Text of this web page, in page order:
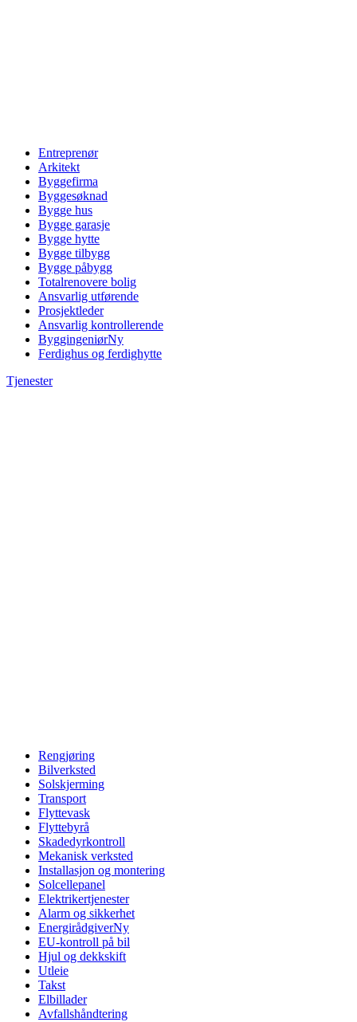
Entreprenør
Arkitekt
Byggefirma
Byggesøknad
Bygge hus
Bygge garasje
Bygge hytte
Bygge tilbygg
Bygge påbygg
Totalrenovere bolig
Ansvarlig utførende
Prosjektleder
Ansvarlig kontrollerende
ByggingeniørNy
Ferdighus og ferdighytte
Tjenester
Rengjøring
Bilverksted
Solskjerming
Transport
Flyttevask
Flyttebyrå
Skadedyrkontroll
Mekanisk verksted
Installasjon og montering
Solcellepanel
Elektrikertjenester
Alarm og sikkerhet
EnergirådgiverNy
EU-kontroll på bil
Hjul og dekkskift
Utleie
Takst
Elbillader
Avfallshåndtering